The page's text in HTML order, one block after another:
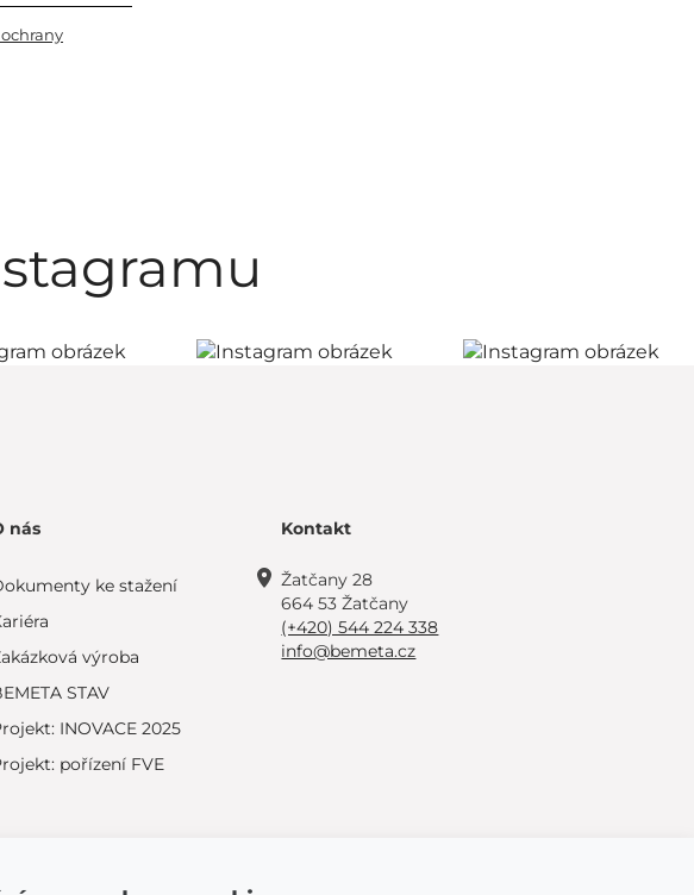
nás
ke stažení
výroba
STAV
INOVACE 2025
pořízení FVE
Kontakt
Žatčany 28
664 53 Žatčany
(+420) 544 224 338
info@bemeta.cz